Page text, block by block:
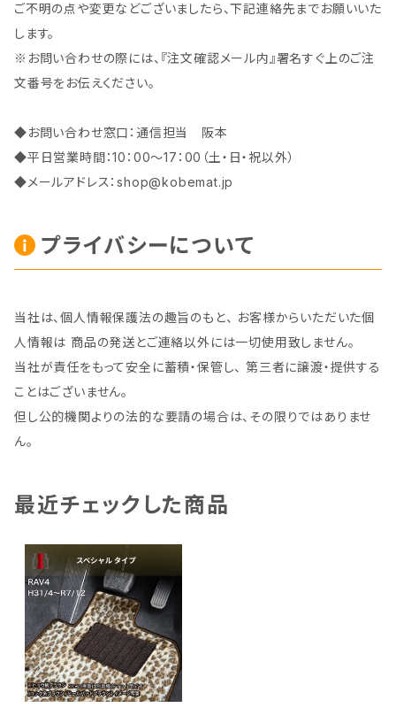
ご不明の点や変更などございましたら、下記連絡先までお願いいた
します。
※お問い合わせの際には、『注文確認メール内』署名すぐ上のご注
文番号をお伝えください。
◆お問い合わせ窓口：通信担当 阪本
◆平日営業時間：10：00～17：00（土・日・祝以外）
◆メールアドレス：shop@kobemat.jp
プライバシーについて
当社は、個人情報保護法の趣旨のもと、 お客様からいただいた個
人情報は 商品の発送とご連絡以外には一切使用致しません。
当社が責任をもって安全に蓄積・保管し、 第三者に譲渡・提供する
ことはございません。
但し公的機関よりの法的な要請の場合は、その限りではありませ
ん。
最近チェックした商品